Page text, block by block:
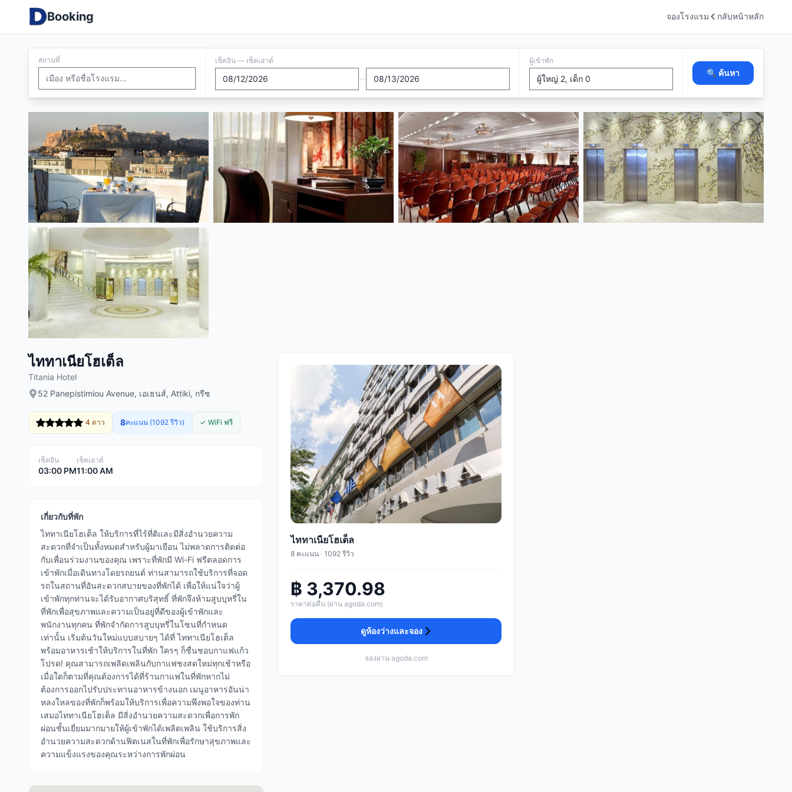
Booking จองโรงแรม กลับหน้าหลัก
สถานที่ เช็คอิน — เช็คเอาต์
—
ผู้เข้าพัก
🔍 ค้นหา
ไททาเนียโฮเต็ล
Titania Hotel
52 Panepistimiou Avenue, เอเธนส์, Attiki, กรีซ
4 ดาว 8คะแนน (1092 รีวิว) ✓ WiFi ฟรี
เช็คอิน
03:00 PM
เช็คเอาต์
11:00 AM
เกี่ยวกับที่พัก
ไททาเนียโฮเต็ล ให้บริการที่ไร้ที่ติและมีสิ่งอำนวยความ
สะดวกที่จำเป็นทั้งหมดสำหรับผู้มาเยือน ไม่พลาดการติดต่อ
กับเพื่อนร่วมงานของคุณ เพราะที่พักมี Wi-Fi ฟรีตลอดการ
เข้าพักเมื่อเดินทางโดยรถยนต์ ท่านสามารถใช้บริการที่จอด
รถในสถานที่อันสะดวกสบายของที่พักได้ เพื่อให้แน่ใจว่าผู้
เข้าพักทุกท่านจะได้รับอากาศบริสุทธิ์ ที่พักจึงห้ามสูบบุหรี่ใน
ที่พักเพื่อสุขภาพและความเป็นอยู่ที่ดีของผู้เข้าพักและ
พนักงานทุกคน ที่พักจำกัดการสูบบุหรี่ในโซนที่กำหนด
เท่านั้น เริ่มต้นวันใหม่แบบสบายๆ ได้ที่ ไททาเนียโฮเต็ล
พร้อมอาหารเช้าให้บริการในที่พัก ใครๆ ก็ชื่นชอบกาแฟแก้ว
โปรด! คุณสามารถเพลิดเพลินกับกาแฟชงสดใหม่ทุกเช้าหรือ
เมื่อใดก็ตามที่คุณต้องการได้ที่ร้านกาแฟในที่พักหากไม่
ต้องการออกไปรับประทานอาหารข้างนอก เมนูอาหารอันน่า
หลงใหลของที่พักก็พร้อมให้บริการเพื่อความพึงพอใจของท่าน
เสมอไททาเนียโฮเต็ล มีสิ่งอำนวยความสะดวกเพื่อการพัก
ผ่อนชั้นเยี่ยมมากมายให้ผู้เข้าพักได้เพลิดเพลิน ใช้บริการสิ่ง
อำนวยความสะดวกด้านฟิตเนสในที่พักเพื่อรักษาสุขภาพและ
ความแข็งแรงของคุณระหว่างการพักผ่อน
ไททาเนียโฮเต็ล
8 คะแนน · 1092 รีวิว
฿ 3,370.98
ราคาต่อคืน (ผ่าน agoda.com)
ดูห้องว่างและจอง
จองผ่าน agoda.com